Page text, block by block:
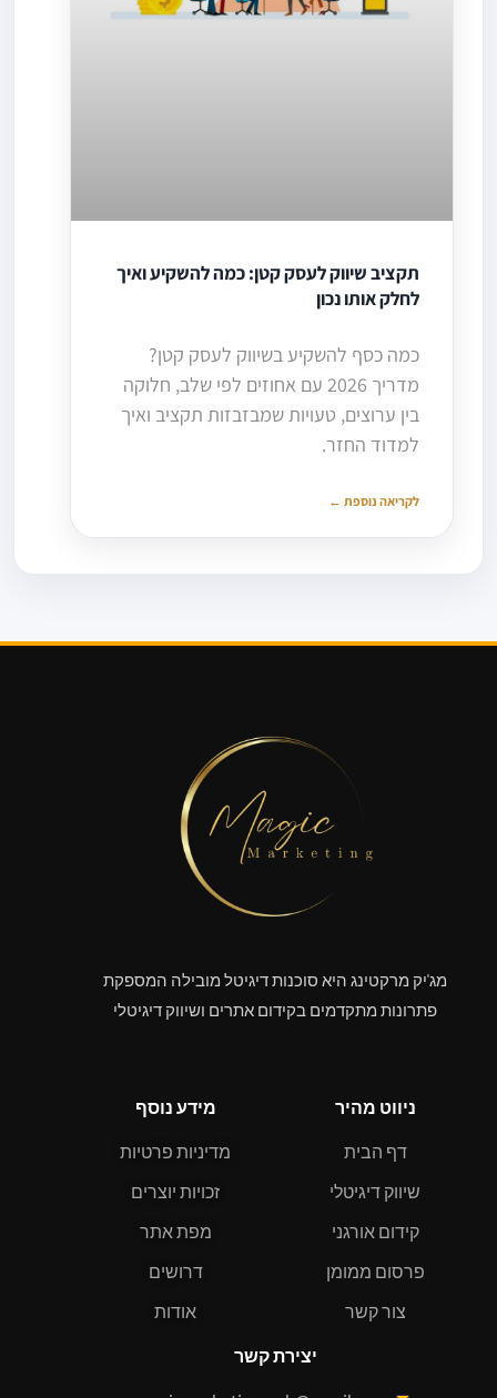
תקציב שיווק לעסק קטן: כמה להשקיע ואיך
לחלק אותו נכון
כמה כסף להשקיע בשיווק לעסק קטן?
מדריך 2026 עם אחוזים לפי שלב, חלוקה
בין ערוצים, טעויות שמבזבזות תקציב ואיך
למדוד החזר.
לקריאה נוספת ←
מג'יק מרקטינג היא סוכנות דיגיטל מובילה המספקת
פתרונות מתקדמים בקידום אתרים ושיווק דיגיטלי
ניווט מהיר
דף הבית
שיווק דיגיטלי
קידום אורגני
פרסום ממומן
צור קשר
מידע נוסף
מדיניות פרטיות
זכויות יוצרים
מפת אתר
דרושים
אודות
יצירת קשר